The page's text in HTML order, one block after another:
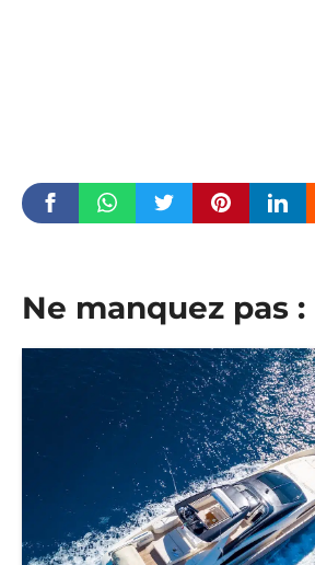
Ne manquez pas :